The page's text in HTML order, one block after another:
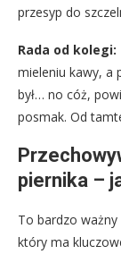
przesyp do
Rada od kolegi:
mieleniu kawy, a
był… no cóż,
posmak. Od
piernika –
To bardzo
który ma